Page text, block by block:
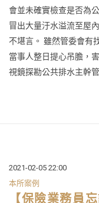
會並未確實檢查是否為
冒出大量汙水溢流至屋
不堪言。 雖然管委會有
當事人整日提心吊膽，
視鏡探勘公共排水主幹
2021-02-05 22:00
本所案例
【保險業務員